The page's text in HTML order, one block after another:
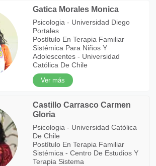
Gatica Morales Monica
Psicologia - Universidad Diego
Portales
Postítulo En Terapia Familiar
Sistémica Para Niños Y
Adolescentes - Universidad
Católica De Chile
Ver más
Castillo Carrasco Carmen
Gloria
Psicologia - Universidad Católica
De Chile
Postítulo En Terapia Familiar
Sistémica - Centro De Estudios Y
Terapia Sistema